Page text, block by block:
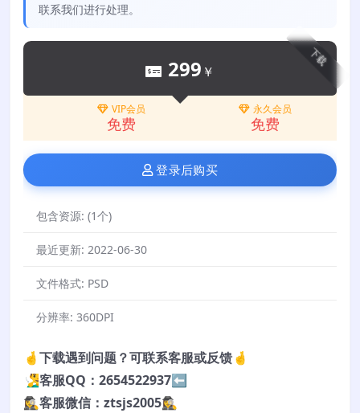
联系我们进行处理。
下载
299 ￥
VIP会员
免费
永久会员
免费
登录后购买
包含资源: (1个)
最近更新: 2022-06-30
文件格式: PSD
分辨率: 360DPI
🤞下载遇到问题？可联系客服或反馈🤞
🧏‍♂️客服QQ：2654522937⬅️
🕵️‍♀️客服微信：ztsjs2005🕵️‍♀️